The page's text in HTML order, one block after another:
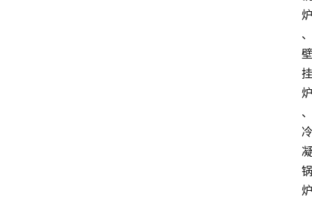
炉
、
壁
挂
炉
、
冷
凝
锅
炉